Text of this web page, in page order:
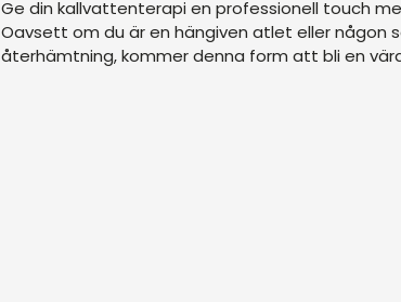
Ge din kallvattenterapi en professionell touch
Oavsett om du är en hängiven atlet eller någon
återhämtning, kommer denna form att bli en